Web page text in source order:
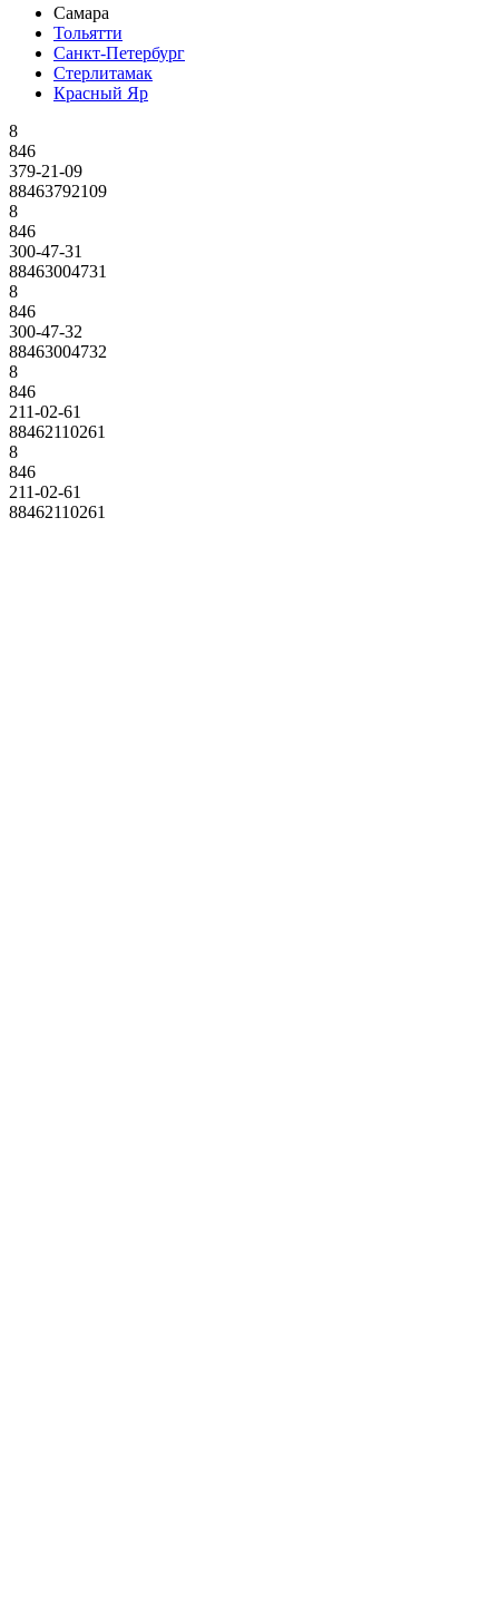
Самара
Тольятти
Санкт-Петербург
Стерлитамак
Красный Яр
8
846
379-21-09
88463792109
8
846
300-47-31
88463004731
8
846
300-47-32
88463004732
8
846
211-02-61
88462110261
8
846
211-02-61
88462110261